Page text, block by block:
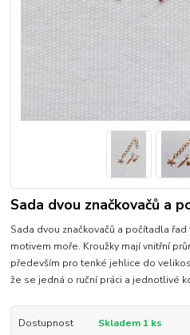
Sada dvou značkovačů a
Sada dvou značkovačů a počítadla
motivem moře. Kroužky mají vnitřní
především pro tenké jehlice do
že se jedná o ruční práci a jednotlivé
Dostupnost Skladem 1 ks